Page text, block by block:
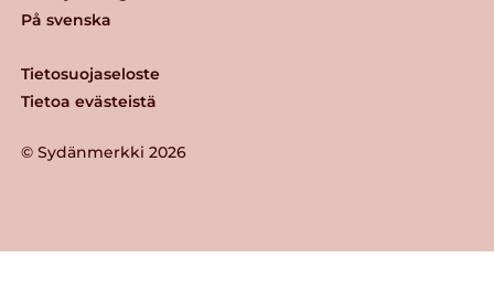
© Sydänmerkki 2026
Tietosuojaseloste
Tietoa evästeistä
På svenska